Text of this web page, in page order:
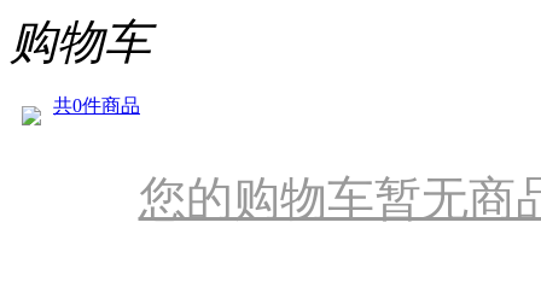
购物车
共0件商品
您的购物车暂无商